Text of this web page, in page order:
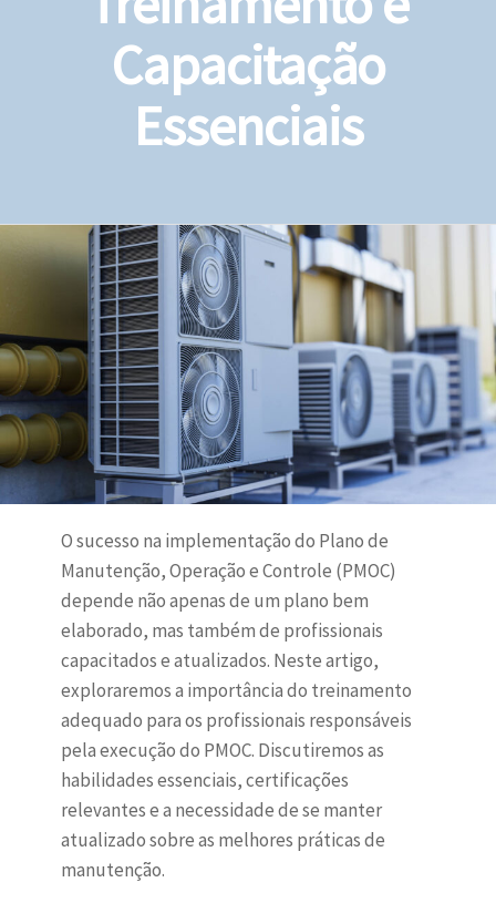
Capacitação
Essenciais
O sucesso na implementação do Plano de
Manutenção, Operação e Controle (PMOC)
depende não apenas de um plano bem
elaborado, mas também de profissionais
capacitados e atualizados. Neste artigo,
exploraremos a importância do treinamento
adequado para os profissionais responsáveis
pela execução do PMOC. Discutiremos as
habilidades essenciais, certificações
relevantes e a necessidade de se manter
atualizado sobre as melhores práticas de
manutenção.